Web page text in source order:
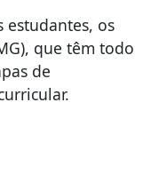
os
que têm todo
de